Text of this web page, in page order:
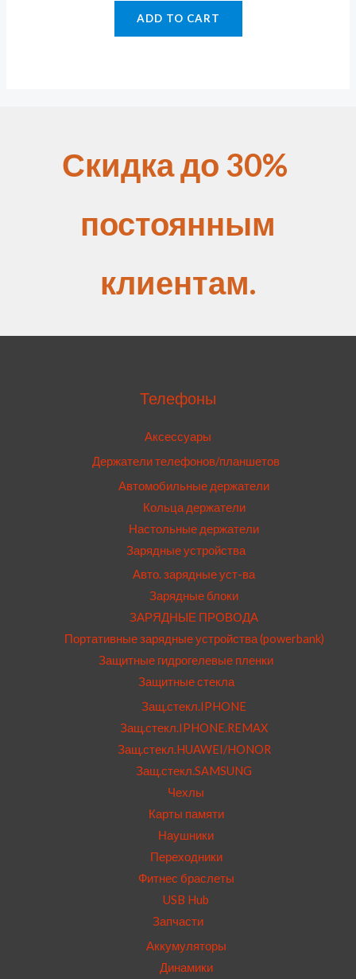
ADD TO CART
Скидка до 30%
постоянным
клиентам.
Телефоны
Аксессуары
Держатели телефонов/планшетов
Автомобильные держатели
Кольца держатели
Настольные держатели
Зарядные устройства
Авто. зарядные уст-ва
Зарядные блоки
ЗАРЯДНЫЕ ПРОВОДА
Портативные зарядные устройства (powerbank)
Защитные гидрогелевые пленки
Защитные стекла
Защ.стекл.IPHONE
Защ.стекл.IPHONE.REMAX
Защ.стекл.HUAWEI/HONOR
Защ.стекл.SAMSUNG
Чехлы
Карты памяти
Наушники
Переходники
Фитнес браслеты
USB Hub
Запчасти
Аккумуляторы
Динамики